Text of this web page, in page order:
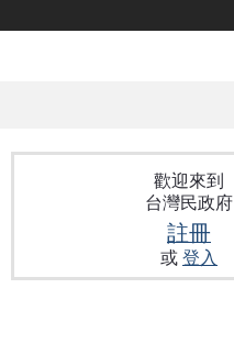
歡迎來到
台灣民政府
註冊
或登入